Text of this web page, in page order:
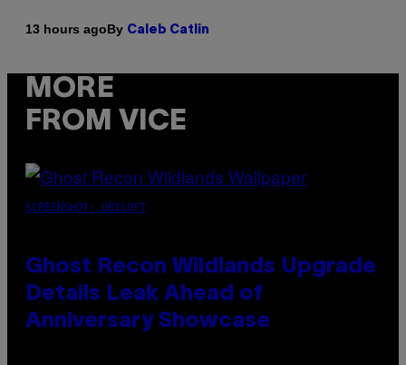
13 hours agoBy Caleb Catlin
MORE
FROM VICE
SCREENSHOT: UBISOFT
Ghost Recon Wildlands Upgrade
Details Leak Ahead of
Anniversary Showcase